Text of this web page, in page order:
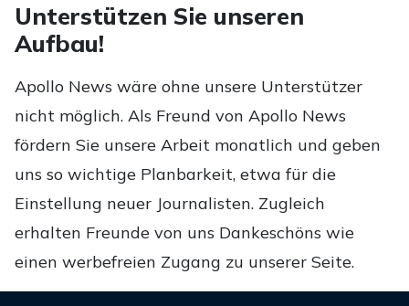
Unterstützen Sie unseren
Aufbau!
Apollo News wäre ohne unsere Unterstützer
nicht möglich. Als Freund von Apollo News
fördern Sie unsere Arbeit monatlich und geben
uns so wichtige Planbarkeit, etwa für die
Einstellung neuer Journalisten. Zugleich
erhalten Freunde von uns Dankeschöns wie
einen werbefreien Zugang zu unserer Seite.